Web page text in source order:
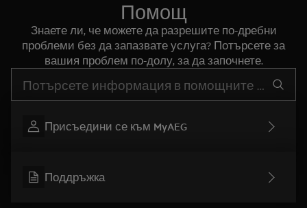
Помощ
Знаете ли, че можете да разрешите по-дребни
проблеми без да запазвате услуга? Потърсете за
вашия проблем по-долу, за да започнете.
Присъедини се към MyAEG
Поддръжка